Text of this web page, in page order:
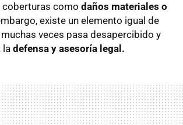
como daños materiales o
existe un elemento igual de
veces pasa desapercibido y
la defensa y asesoría legal.